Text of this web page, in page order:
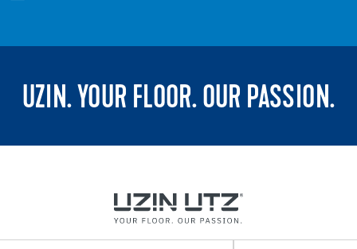
UZIN. YOUR FLOOR. OUR PASSION.